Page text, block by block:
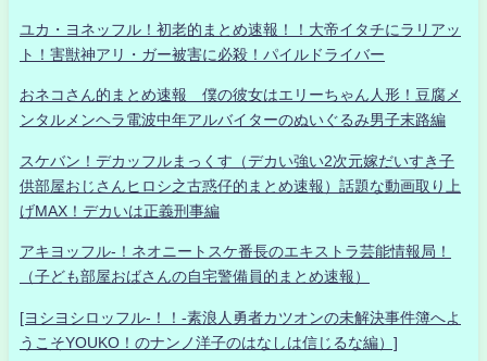
ユカ・ヨネッフル！初老的まとめ速報！！大帝イタチにラリアッ
ト！害獣神アリ・ガー被害に必殺！パイルドライバー
おネコさん的まとめ速報 僕の彼女はエリーちゃん人形！豆腐メ
ンタルメンヘラ電波中年アルバイターのぬいぐるみ男子末路編
スケバン！デカッフルまっくす（デカい強い2次元嫁だいすき子
供部屋おじさんヒロシ之古惑仔的まとめ速報）話題な動画取り上
げMAX！デカいは正義刑事編
アキヨッフル-！ネオニートスケ番長のエキストラ芸能情報局！
（子ども部屋おばさんの自宅警備員的まとめ速報）
[ヨシヨシロッフル-！！-素浪人勇者カツオンの未解決事件簿へよ
うこそYOUKO！のナンノ洋子のはなしは信じるな編）]